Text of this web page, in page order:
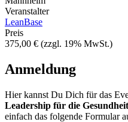
Veranstalter
LeanBase
Preis
375,00 € (zzgl. 19% MwSt.)
Anmeldung
Hier kannst Du Dich für das
Leadership für die
einfach das folgende Formular